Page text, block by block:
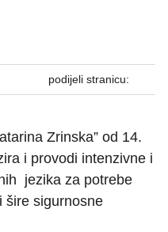
podijeli stranicu:
Zrinska” od 14.
i provodi intenzivne i
jezika za potrebe
šire sigurnosne